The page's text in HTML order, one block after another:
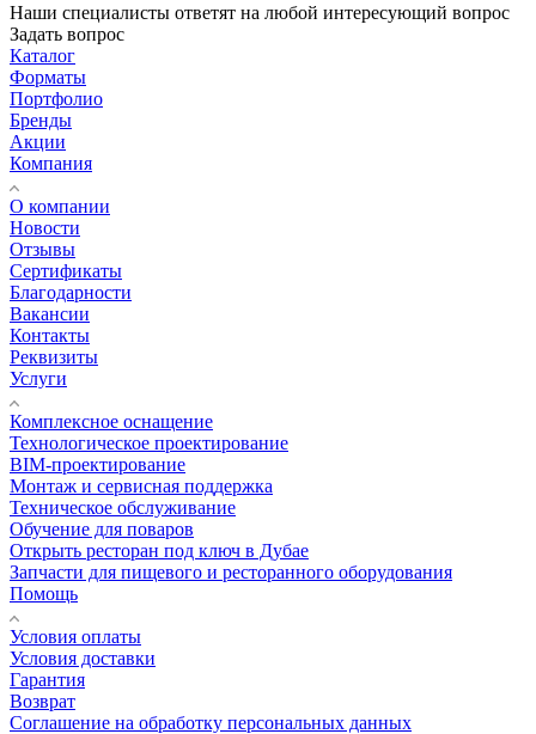
Наши специалисты ответят на любой интересующий вопрос
Задать вопрос
Каталог
Форматы
Портфолио
Бренды
Акции
Компания
О компании
Новости
Отзывы
Сертификаты
Благодарности
Вакансии
Контакты
Реквизиты
Услуги
Комплексное оснащение
Технологическое проектирование
BIM-проектирование
Монтаж и сервисная поддержка
Техническое обслуживание
Обучение для поваров
Открыть ресторан под ключ в Дубае
Запчасти для пищевого и ресторанного оборудования
Помощь
Условия оплаты
Условия доставки
Гарантия
Возврат
Соглашение на обработку персональных данных